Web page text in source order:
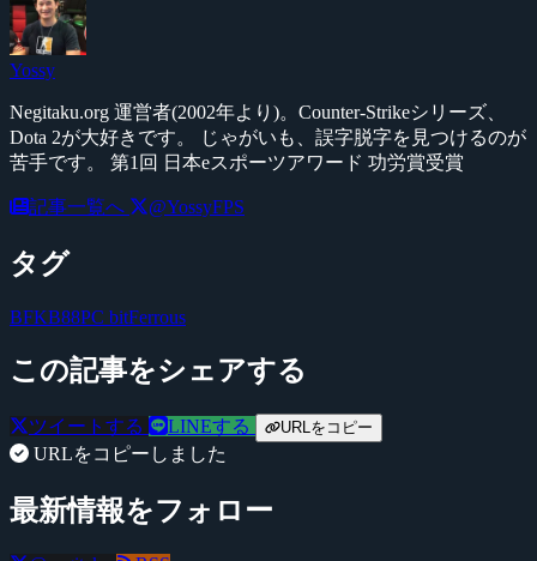
Yossy
Negitaku.org 運営者(2002年より)。Counter-Strikeシリーズ、
Dota 2が大好きです。 じゃがいも、誤字脱字を見つけるのが
苦手です。 第1回 日本eスポーツアワード 功労賞受賞
記事一覧へ @YossyFPS
タグ
BFKB88PC bitFerrous
この記事をシェアする
ツイートする LINEする URLをコピー
URLをコピーしました
最新情報をフォロー